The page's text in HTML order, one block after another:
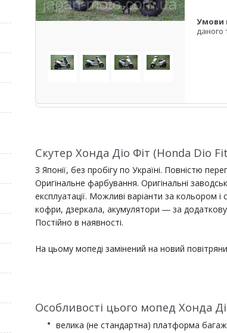
даного
Скутер Хонда Діо Фіт (Honda Dio
З Японії, без пробігу по Україні. Повністю
Оригінальне фарбування. Оригінальні
експлуатації. Можливі варіанти за
кофри, дзеркала, акумулятори ― за
Постійно в наявності.
На цьому мопеді замінений на новий
Особливості цього мопед Хонда
велика (не стандартна) платформа